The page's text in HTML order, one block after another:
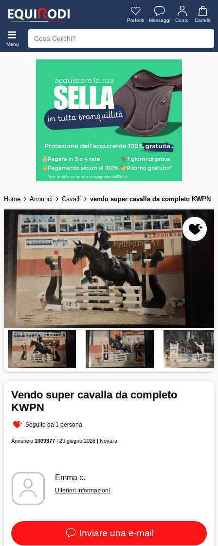
Preferiti Messaggi Conto Carrello
Menu
Home Annunci Cavalli vendo super cavalla da completo KWPN
Vendo super cavalla da completo
KWPN
Seguito da 1 persona
Annuncio 1009377 | 29 giugno 2026 | Novara
Emma c.
Ulteriori informazioni
Inviare una e-mail